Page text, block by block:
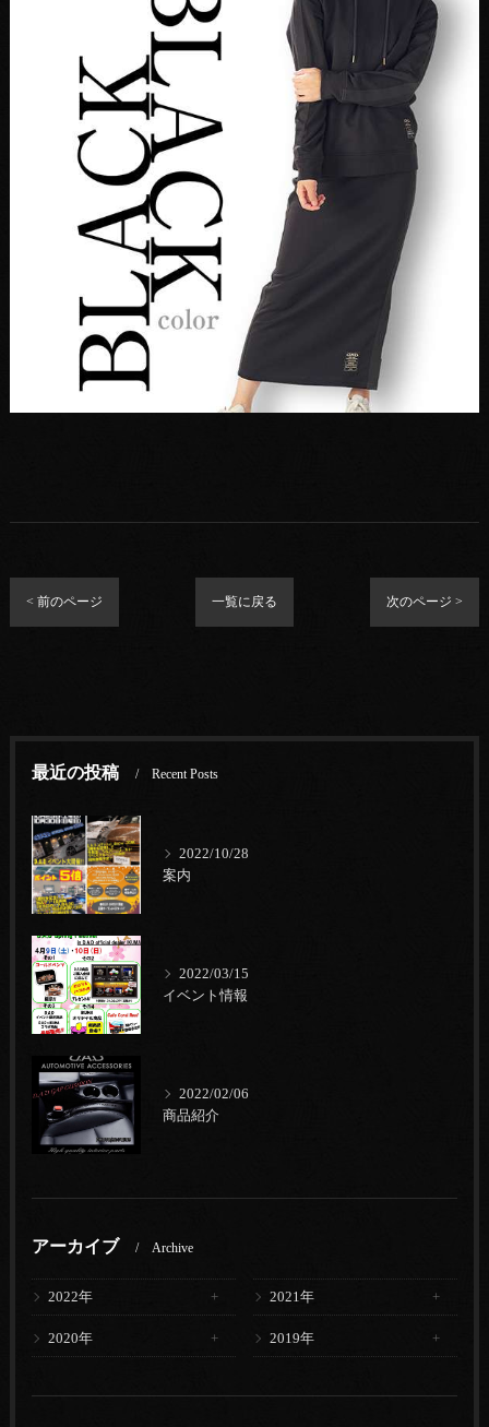
< 前のページ 一覧に戻る 次のページ >
最近の投稿 Recent Posts
2022/10/28
案内
2022/03/15
イベント情報
2022/02/06
商品紹介
アーカイブ Archive
2022年 2021年
2020年 2019年